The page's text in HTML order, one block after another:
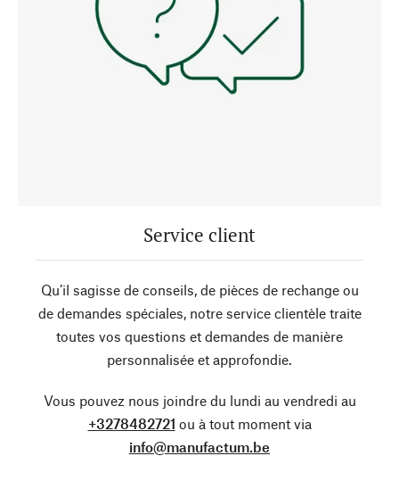
Service client
Qu’il sagisse de conseils, de pièces de rechange ou
de demandes spéciales, notre service clientèle traite
toutes vos questions et demandes de manière
personnalisée et approfondie.
Vous pouvez nous joindre du lundi au vendredi au
+3278482721 ou à tout moment via
info@manufactum.be